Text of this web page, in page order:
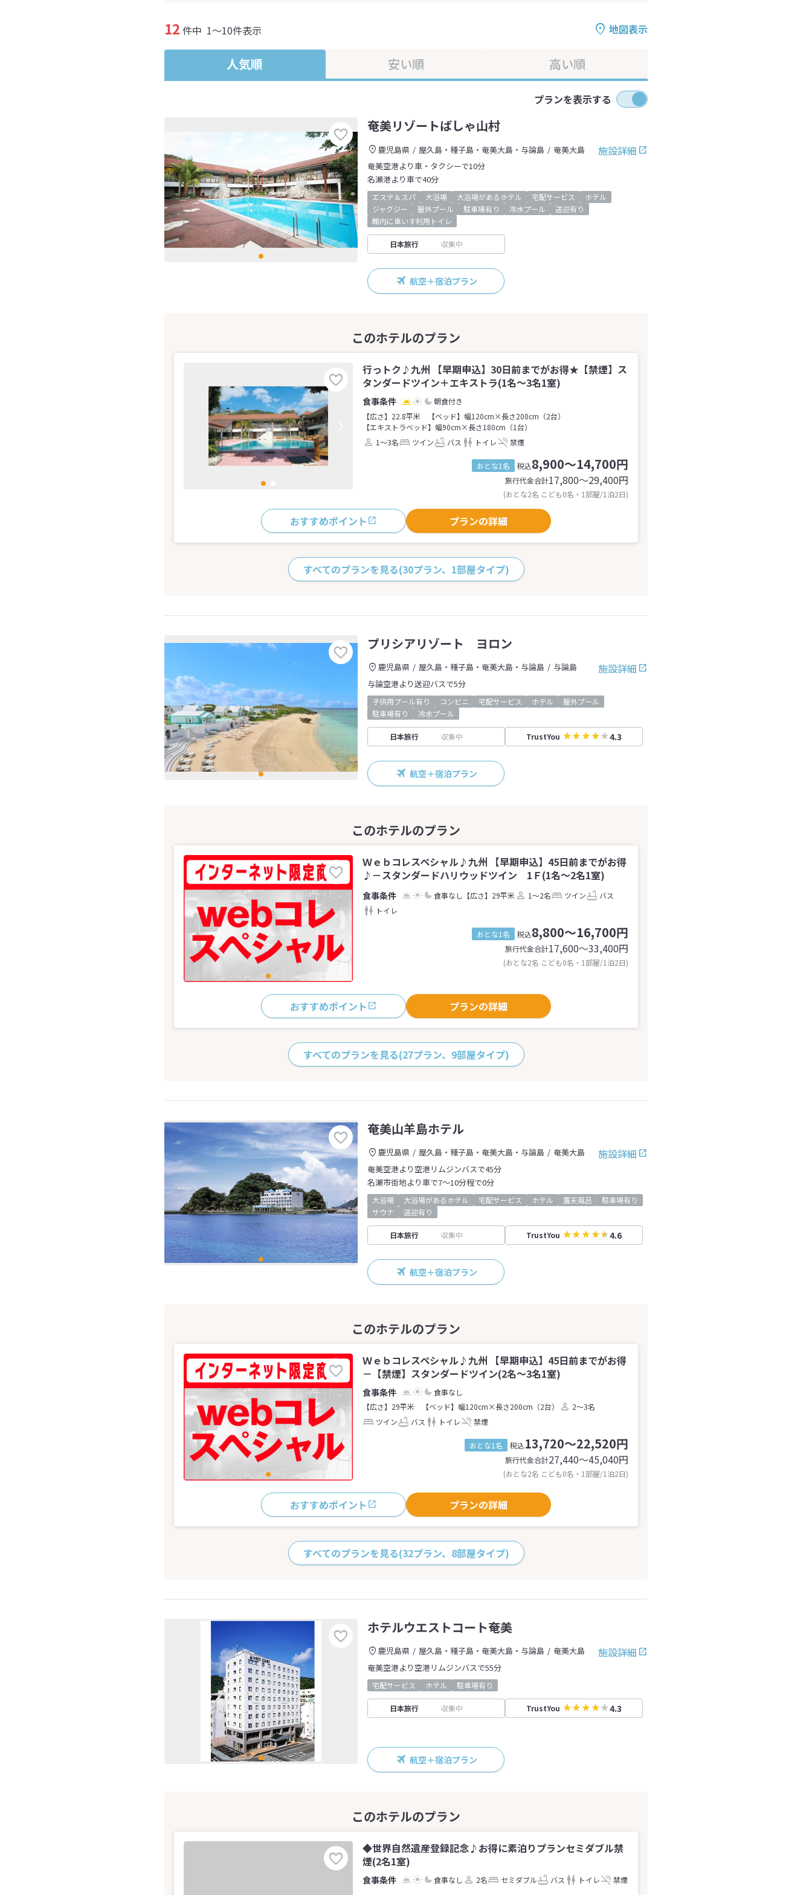
地図表示
12 件中 1～10件表示
人気順 安い順 高い順
プランを表示する
奄美リゾートばしゃ山村
施設詳細
鹿児島県 屋久島・種子島・奄美大島・与論島
奄美大島
奄美空港より車・タクシーで10分
名瀬港より車で40分
エステ＆スパ 大浴場 大浴場があるホテル 宅配サービス
ホテル
ジャグジー
屋外プール 駐車場有り 冷水プール
送迎有り
館内に車いす利用トイレ
日本旅行 収集中
航空＋宿泊プラン
行っトク♪九州 【早期申込】30日前までがお得★【禁煙】ス
タンダードツイン＋エキストラ(1名～3名1室)
朝食付き
【広さ】22.8平米
【ベッド】幅120cm×長さ200cm（2台）
【エキストラベッド】幅90cm×長さ180cm（1台）
1～3名
ツイン バス トイレ 禁煙
おとな1名 税込8,900～14,700円
旅行代金合計17,800〜29,400円
(おとな2名 こども0名・1部屋/1泊2日)
おすすめポイント プランの詳細
すべてのプランを見る(30プラン、1部屋タイプ)
プリシアリゾート ヨロン
施設詳細
鹿児島県 屋久島・種子島・奄美大島・与論島
与論島
与論空港より送迎バスで5分
子供用プール有り コンビニ 宅配サービス ホテル
屋外プール
駐車場有り
冷水プール
日本旅行 収集中 TrustYou 4.3
航空＋宿泊プラン
Ｗｅｂコレスペシャル♪九州 【早期申込】45日前までがお得
♪－スタンダードハリウッドツイン 1Ｆ(1名～2名1室)
食事なし 【広さ】29平米 1～2名 ツイン
バス
トイレ
おとな1名 税込8,800～16,700円
旅行代金合計17,600〜33,400円
(おとな2名 こども0名・1部屋/1泊2日)
おすすめポイント プランの詳細
すべてのプランを見る(27プラン、9部屋タイプ)
奄美山羊島ホテル
施設詳細
鹿児島県 屋久島・種子島・奄美大島・与論島
奄美大島
奄美空港より空港リムジンバスで45分
名瀬市街地より車で7～10分程で0分
大浴場 大浴場があるホテル 宅配サービス ホテル 露天風呂
駐車場有り
サウナ
送迎有り
日本旅行 収集中 TrustYou 4.6
航空＋宿泊プラン
Ｗｅｂコレスペシャル♪九州 【早期申込】45日前までがお得
－【禁煙】スタンダードツイン(2名～3名1室)
食事なし
【広さ】29平米
【ベッド】幅120cm×長さ200cm（2台）
2～3名
ツイン
バス トイレ 禁煙
おとな1名 税込13,720～22,520円
旅行代金合計27,440〜45,040円
(おとな2名 こども0名・1部屋/1泊2日)
おすすめポイント プランの詳細
すべてのプランを見る(32プラン、8部屋タイプ)
ホテルウエストコート奄美
施設詳細
鹿児島県 屋久島・種子島・奄美大島・与論島
奄美大島
奄美空港より空港リムジンバスで55分
宅配サービス ホテル 駐車場有り
日本旅行 収集中 TrustYou 4.3
航空＋宿泊プラン
◆世界自然遺産登録記念♪お得に素泊りプランセミダブル禁
煙(2名1室)
食事なし 2名 セミダブル バス トイレ 禁煙